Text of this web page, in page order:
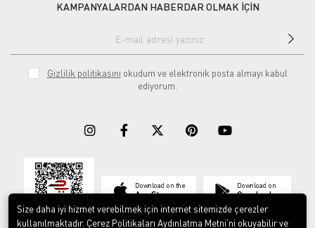
KAMPANYALARDAN HABERDAR OLMAK İÇİN
Gizlilik politikasını okudum ve elektronik posta almayı kabul
ediyorum.
Download on the
App Store
Download on
Google play
Size daha iyi hizmet verebilmek için internet sitemizde çerezler
kullanılmaktadır. Çerez Politikaları Aydınlatma Metni’ni okuyabilir ve